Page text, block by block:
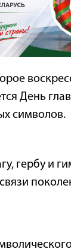
День
символов.
гербу и